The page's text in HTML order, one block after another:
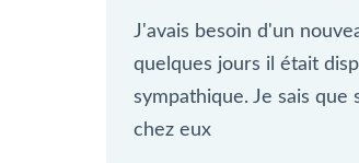
J'avais besoin d'un
quelques jours il était
sympathique. Je sais
chez eux